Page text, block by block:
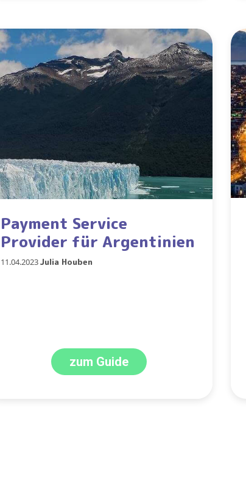
Payment Service
Provider für Argentinien
11.04.2023Julia Houben
zum Guide